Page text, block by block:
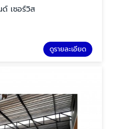
ด์ เซอร์วิส
ดูรายละเอียด